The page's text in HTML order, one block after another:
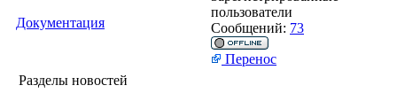
Документация
Разделы новостей
пользователи
Сообщений: 73
Перенос